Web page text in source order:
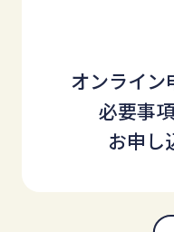
オンライン
必要事
お申し